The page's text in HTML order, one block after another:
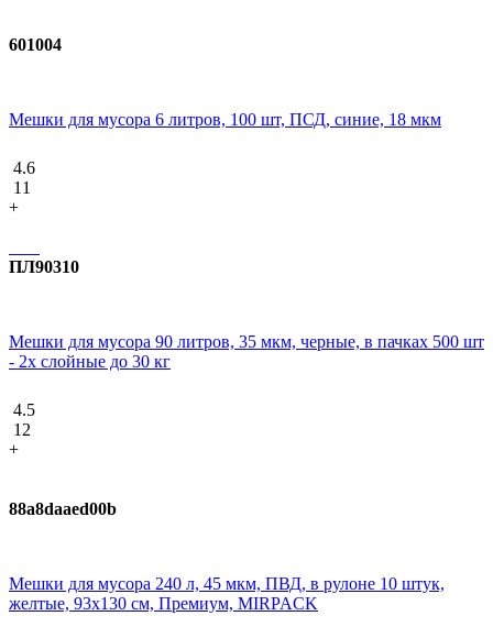
601004
Мешки для мусора 6 литров, 100 шт, ПСД, синие, 18 мкм
4.6
11
+
ПЛ90310
Мешки для мусора 90 литров, 35 мкм, черные, в пачках 500 шт
- 2х слойные до 30 кг
4.5
12
+
88a8daaed00b
Мешки для мусора 240 л, 45 мкм, ПВД, в рулоне 10 штук,
желтые, 93x130 см, Премиум, MIRPACK